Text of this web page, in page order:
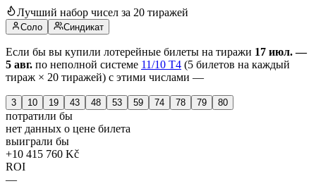
Лучший набор чисел за 20 тиражей
Соло Синдикат
Если бы вы купили лотерейные билеты на тиражи 17 июл. —
5 авг. по неполной системе 11/10 T4 (5 билетов на каждый
тираж × 20 тиражей) с этими числами —
3 10 19 43 48 53 59 74 78 79 80
потратили бы
нет данных о цене билета
выиграли бы
+10 415 760 Kč
ROI
—